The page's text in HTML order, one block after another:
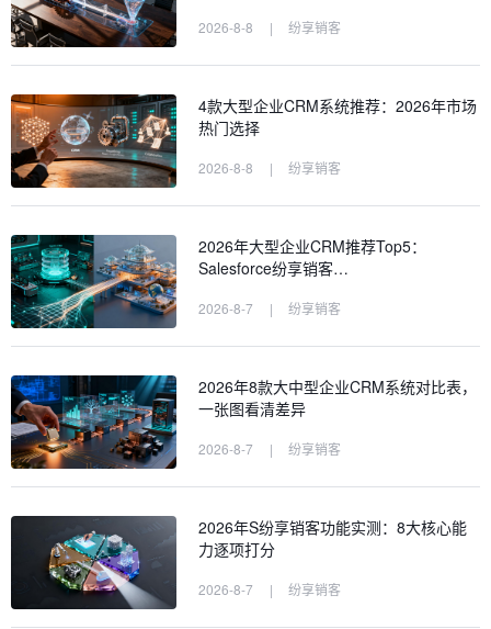
2026-8-8 | 纷享销客
4款大型企业CRM系统推荐：2026年市场
热门选择
2026-8-8 | 纷享销客
2026年大型企业CRM推荐Top5：
Salesforce纷享销客…
2026-8-7 | 纷享销客
2026年8款大中型企业CRM系统对比表，
一张图看清差异
2026-8-7 | 纷享销客
2026年S纷享销客功能实测：8大核心能
力逐项打分
2026-8-7 | 纷享销客